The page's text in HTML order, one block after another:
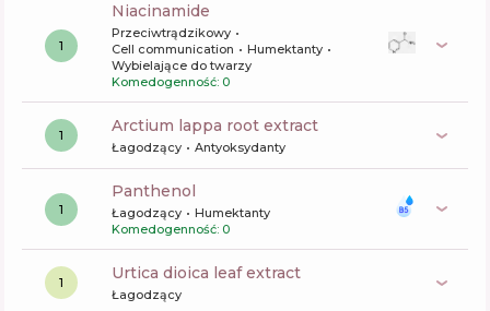
1
niacinamide
Przeciwtrądzikowy
Cell communication
Humektanty
Wybielające do twarzy
Komedogenność: 0
1 arctium lappa root extract
Łagodzący Antyoksydanty
1
panthenol
Łagodzący
Humektanty
Komedogenność: 0
1 urtica dioica leaf extract
Łagodzący